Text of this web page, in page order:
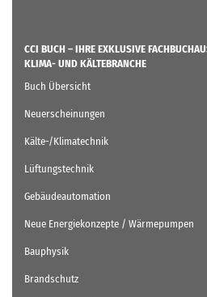
CCI BUCH – IHRE EXKLUSIVE
KLIMA- UND KÄLTEBRANCHE
Buch Übersicht
Neuerscheinungen
Kälte-/Klimatechnik
Lüftungstechnik
Gebäudeautomation
Neue Energiekonzepte / Wärmepumpen
Bauphysik
Brandschutz